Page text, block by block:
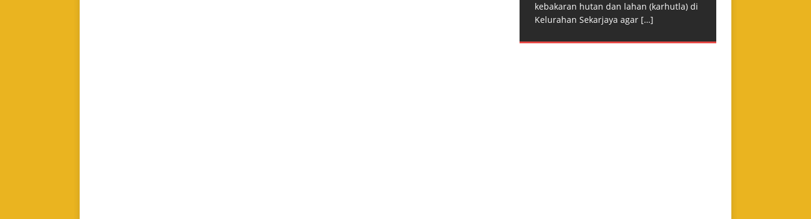
kebakaran hutan dan lahan (karhutla) di
Kelurahan Sekarjaya agar […]